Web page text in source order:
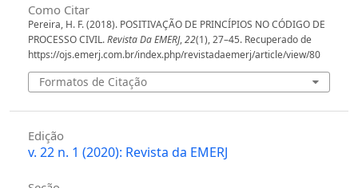
Como Citar
Pereira, H. F. (2018). POSITIVAÇÃO DE PRINCÍPIOS NO CÓDIGO DE
PROCESSO CIVIL.Revista Da EMERJ,22(1), 27–45. Recuperado de
https://ojs.emerj.com.br/index.php/revistadaemerj/article/view/80
Formatos de Citação
Edição
v. 22 n. 1 (2020): Revista da EMERJ